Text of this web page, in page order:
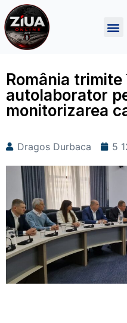
România
autolaborator
monitorizarea
Dragos Durbaca 5